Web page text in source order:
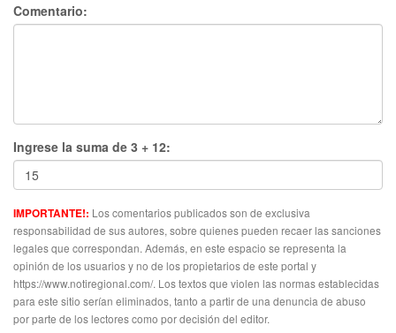
Comentario:
Ingrese la suma de 3 + 12:
IMPORTANTE!: Los comentarios publicados son de exclusiva
responsabilidad de sus autores, sobre quienes pueden recaer las sanciones
legales que correspondan. Además, en este espacio se representa la
opinión de los usuarios y no de los propietarios de este portal y
https://www.notiregional.com/. Los textos que violen las normas establecidas
para este sitio serían eliminados, tanto a partir de una denuncia de abuso
por parte de los lectores como por decisión del editor.